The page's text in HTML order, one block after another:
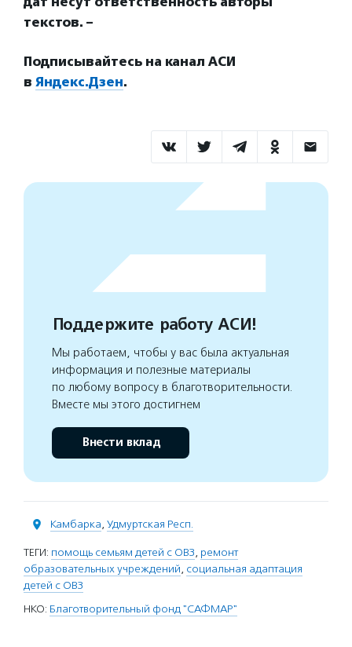
текстов. –
Подписывайтесь на канал АСИ
в Яндекс.Дзен.
Поддержите работу АСИ!
Мы работаем, чтобы у вас была актуальная
информация и полезные материалы
по любому вопросу в благотворительности.
Вместе мы этого достигнем
Внести вклад
Камбарка, Удмуртская Респ.
ТЕГИ: помощь семьям детей с ОВЗ, ремонт
образовательных учреждений, социальная адаптация
детей с ОВЗ
НКО: Благотворительный фонд "САФМАР"